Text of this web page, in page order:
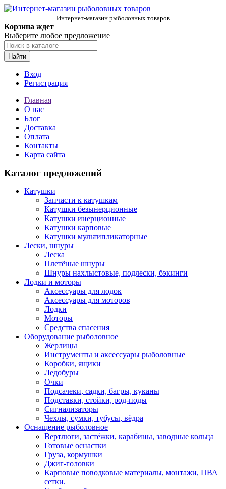
Интернет-магазин рыболовных товаров
Корзина ждет
Выберите любое предложение
Найти
Вход
Регистрация
Главная
О нас
Блог
Доставка
Оплата
Контакты
Карта сайта
Каталог предложений
Катушки
Запчасти к катушкам
Катушки безынерционные
Катушки инерционные
Катушки карповые
Катушки мультипликаторные
Лески, шнуры
Леска
Плетёные шнуры
Шнуры нахлыстовые, подлески, бэкинги
Лодки и моторы
Аксессуары для лодок
Аксессуары для моторов
Лодки
Моторы
Средства спасения
Оборудование рыболовное
Жерлицы
Инструменты и аксессуары рыболовные
Коробки, ящики
Ледобуры
Очки
Подсачеки, садки, багры, куканы
Подставки, стойки, род-поды
Сигнализаторы
Чехлы, сумки, тубусы, вёдра
Оснащение рыболовное
Вертлюги, застёжки, карабины, заводные кольца
Готовые оснастки
Груза, кормушки
Джиг-головки
Карповые поводковые материалы, монтажи, ПВА
сетки.